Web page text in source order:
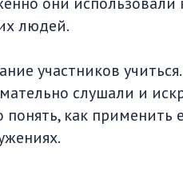
людей.
участников
слушали и
как применить